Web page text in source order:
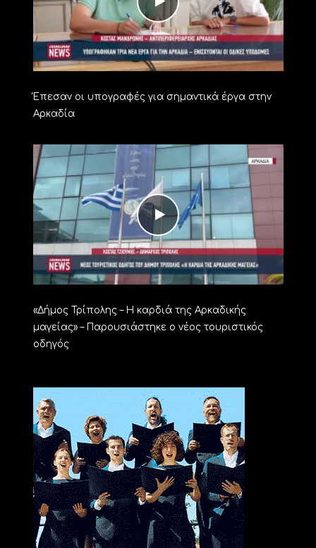
Έπεσαν οι υπογραφές για σημαντικά έργα στην
Αρκαδία
«Δήμος Τρίπολης – Η καρδιά της Αρκαδικής
μαγείας» – Παρουσιάστηκε ο νέος τουριστικός
οδηγός